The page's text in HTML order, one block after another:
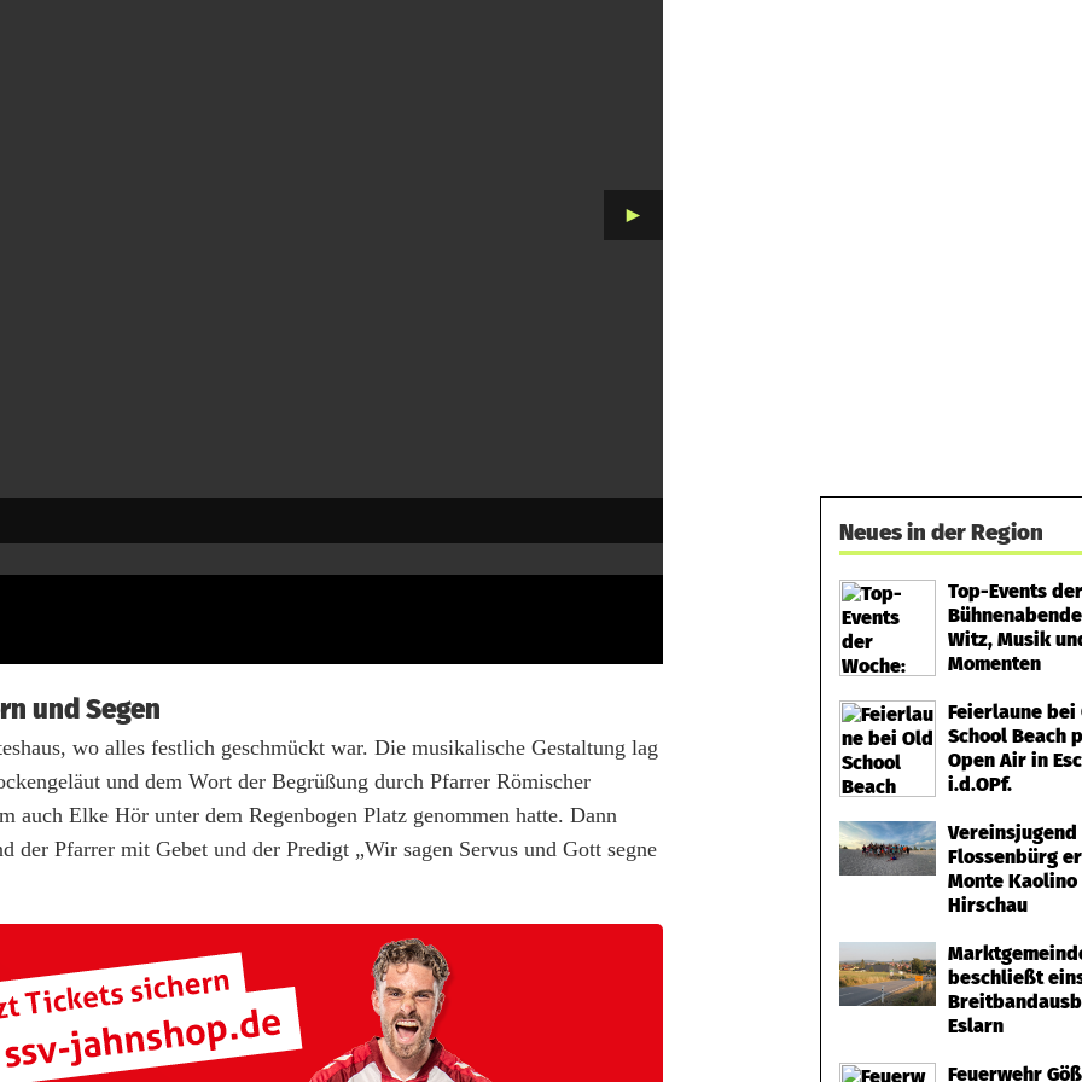
►
und Segen
wo alles festlich geschmückt war. Die musikalische Gestaltung lag
und dem Wort der Begrüßung durch Pfarrer Römischer
Elke Hör unter dem Regenbogen Platz genommen hatte. Dann
der Pfarrer mit Gebet und der Predigt „Wir sagen Servus und Gott segne
Neues in der Region
Top-Events
Witz, Musik
Momenten
Feierlaune bei
School Beach
Open Air in
i.d.OPf.
Vereinsjugend
Flossenbürg
Monte Kaolino
Hirschau
beschließt
Eslarn
Feuerwehr